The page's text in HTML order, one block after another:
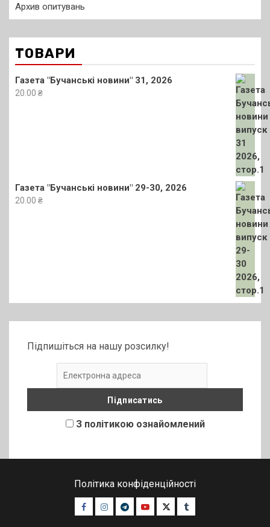
Архив опитувань
ТОВАРИ
Газета "Бучанські новини" 31, 2026
20.00 ₴
Газета "Бучанські новини" 29-30, 2026
20.00 ₴
Підпишіться на нашу розсилку!
З політикою ознайомлений
Політика конфіденційності
Facebook
Instagram
TelegramYoutubeTwitterTumblr